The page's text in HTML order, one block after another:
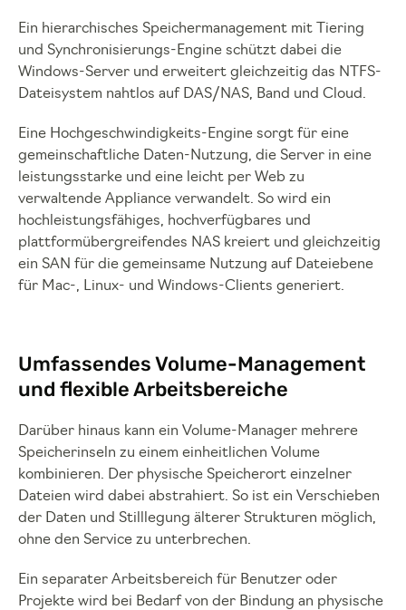
Ein hierarchisches Speichermanagement mit Tiering
und Synchronisierungs-Engine schützt dabei die
Windows-Server und erweitert gleichzeitig das NTFS-
Dateisystem nahtlos auf DAS/NAS, Band und Cloud.
Eine Hochgeschwindigkeits-Engine sorgt für eine
gemeinschaftliche Daten-Nutzung, die Server in eine
leistungsstarke und eine leicht per Web zu
verwaltende Appliance verwandelt. So wird ein
hochleistungsfähiges, hochverfügbares und
plattformübergreifendes NAS kreiert und gleichzeitig
ein SAN für die gemeinsame Nutzung auf Dateiebene
für Mac-, Linux- und Windows-Clients generiert.
Umfassendes Volume-Management
und flexible Arbeitsbereiche
Darüber hinaus kann ein Volume-Manager mehrere
Speicherinseln zu einem einheitlichen Volume
kombinieren. Der physische Speicherort einzelner
Dateien wird dabei abstrahiert. So ist ein Verschieben
der Daten und Stilllegung älterer Strukturen möglich,
ohne den Service zu unterbrechen.
Ein separater Arbeitsbereich für Benutzer oder
Projekte wird bei Bedarf von der Bindung an physische